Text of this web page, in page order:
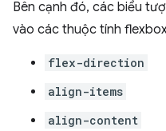
Bên cạnh đó, các biểu
vào các thuộc tính
flex-direction
align-items
align-content